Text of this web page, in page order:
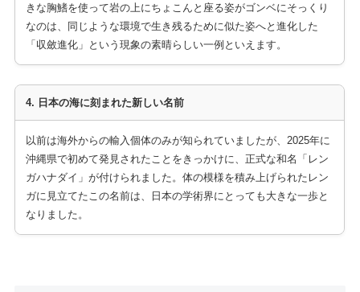
きな胸鰭を使って岩の上にちょこんと座る姿がゴンベにそっくり
なのは、同じような環境で生き残るために似た姿へと進化した
「収斂進化」という現象の素晴らしい一例といえます。
4. 日本の海に刻まれた新しい名前
以前は海外からの輸入個体のみが知られていましたが、2025年に
沖縄県で初めて発見されたことをきっかけに、正式な和名「レン
ガハナダイ」が付けられました。体の模様を積み上げられたレン
ガに見立てたこの名前は、日本の学術界にとっても大きな一歩と
なりました。